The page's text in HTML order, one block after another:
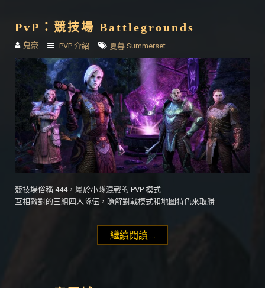
PvP：競技場 Battlegrounds
鬼豪 PVP 介紹 夏暮 Summerset
競技場俗稱 444，屬於小隊混戰的 PVP 模式
互相敵對的三組四人隊伍，瞭解對戰模式和地圖特色來取勝
繼續閱讀 ...